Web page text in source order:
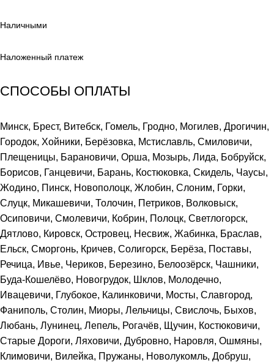
Наличными
Наложенный платеж
СПОСОБЫ ОПЛАТЫ
Минск, Брест, Витебск, Гомель, Гродно, Могилев, Дрогичин,
Городок, Хойники, Берёзовка, Мстиславль, Смиловичи,
Плещеницы, Барановичи, Орша, Мозырь, Лида, Бобруйск,
Борисов, Ганцевичи, Барань, Костюковка, Скидель, Чаусы,
Жодино, Пинск, Новополоцк, Жлобин, Слоним, Горки,
Слуцк, Микашевичи, Толочин, Петриков, Волковыск,
Осиповичи, Смолевичи, Кобрин, Полоцк, Светлогорск,
Дятлово, Кировск, Островец, Несвиж, Жабинка, Браслав,
Ельск, Сморгонь, Кричев, Солигорск, Берёза, Поставы,
Речица, Ивье, Чериков, Березино, Белоозёрск, Чашники,
Буда-Кошелёво, Новогрудок, Шклов, Молодечно,
Ивацевичи, Глубокое, Калинковичи, Мосты, Славгород,
Фаниполь, Столин, Миоры, Лельчицы, Свислочь, Быхов,
Любань, Лунинец, Лепель, Рогачёв, Щучин, Костюковичи,
Старые Дороги, Ляховичи, Дубровно, Наровля, Ошмяны,
Климовичи, Вилейка, Пружаны, Новолукомль, Добруш,